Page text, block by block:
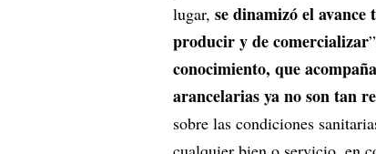
lugar, se dinamizó el
producir y de comercializar
conocimiento, que
arancelarias ya no son tan
sobre las condiciones